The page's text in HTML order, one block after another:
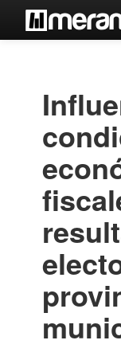
Estantes
Contacto
Iniciar sesión